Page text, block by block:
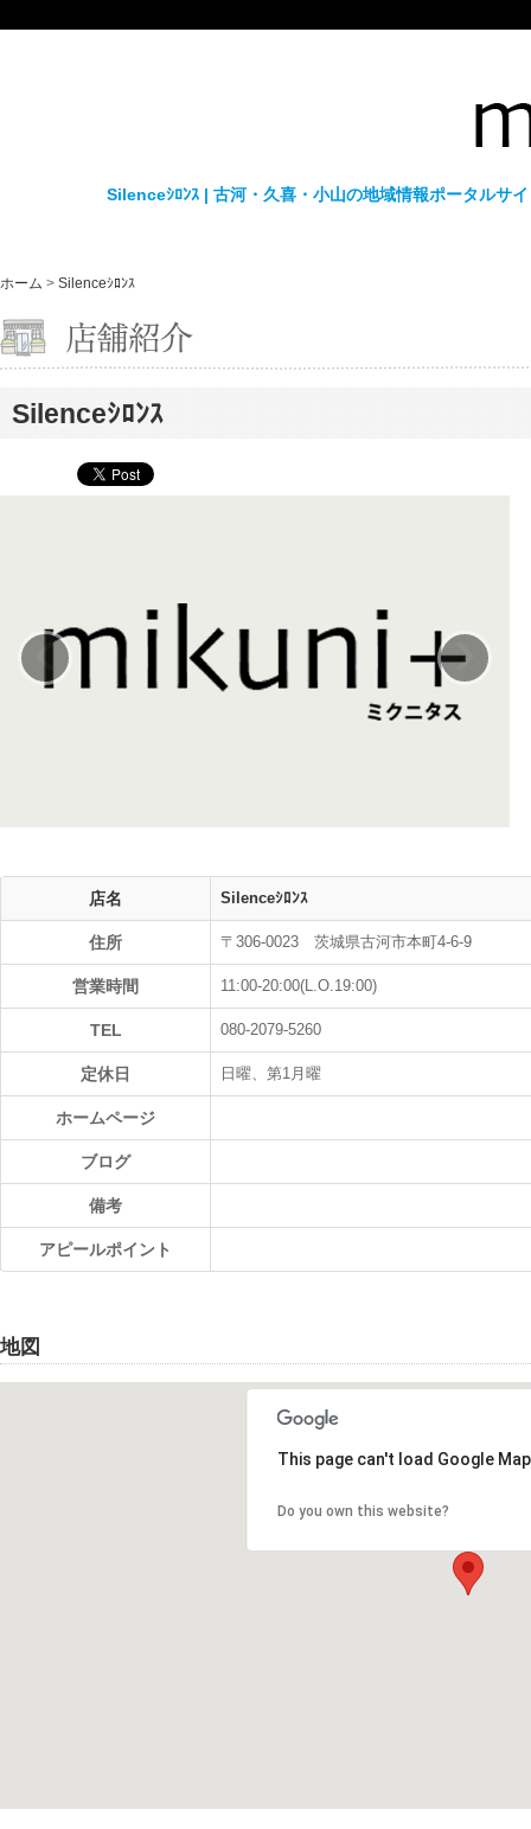
Silenceｼﾛﾝｽ | 古河・久喜・小山の地域情報ポータルサ
ホーム > Silenceｼﾛﾝｽ
Silenceｼﾛﾝｽ
‹ ›
店名 Silenceｼﾛﾝｽ
住所 〒306-0023 茨城県古河市本町4-6-9
営業時間 11:00-20:00(L.O.19:00)
TEL 080-2079-5260
定休日 日曜、第1月曜
ホームページ
ブログ
備考
アピールポイント
地図
This page can't load Google
Do you own this website?